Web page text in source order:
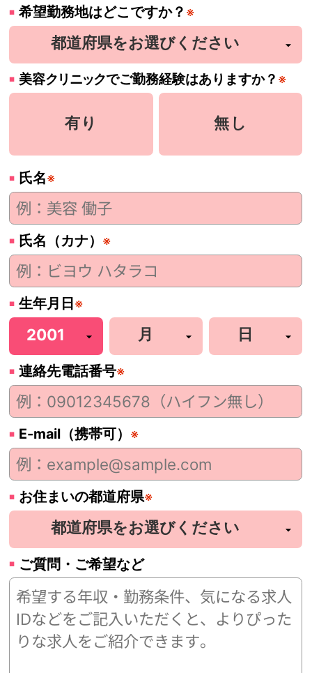
希望勤務地はどこですか？ ※
美容クリニックでご勤務経験はありますか？ ※
有り 無し
氏名※
氏名（カナ） ※
生年月日 ※
連絡先電話番号※
E-mail（携帯可） ※
お住まいの都道府県※
ご質問・ご希望など